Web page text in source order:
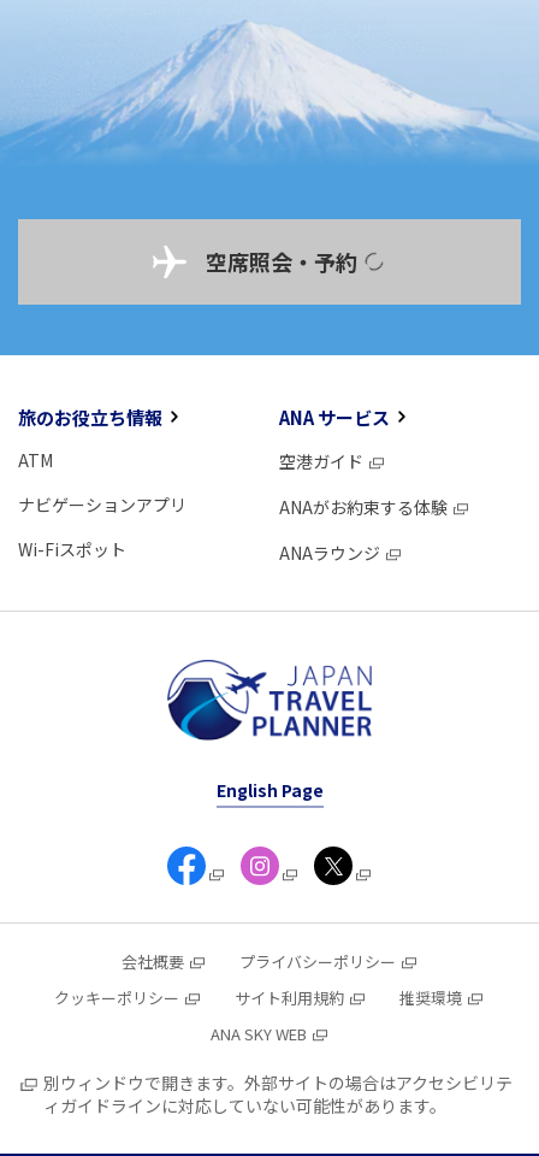
空席照会・予約
旅のお役立ち情報
ATM
ナビゲーションアプリ
Wi-Fiスポット
ANA サービス
空港ガイド
ANAがお約束する体験
ANAラウンジ
English Page
会社概要
プライバシーポリシー
クッキーポリシー
サイト利用規約
推奨環境
ANA SKY WEB
別ウィンドウで開きます。外部サイトの場合はアクセシビリテ
ィガイドラインに対応していない可能性があります。